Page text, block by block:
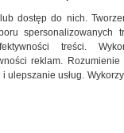
dostęp do nich.
spersonalizowanych
treści.
reklam.
ulepszanie usług.